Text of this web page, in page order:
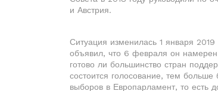
и Австрия.
Ситуация изменилась 1 января
объявил, что 6 февраля он намерен
готово ли большинство стран
состоится голосование, тем
выборов в Европарламент, то есть